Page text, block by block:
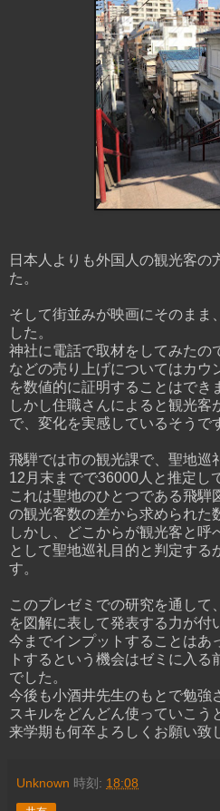
日本人よりも外国人の観光客の
た。
そして街並みが映画にそのまま
した。
神社に電話で取材をしてみたの
などの売り上げについてはカウ
を数値的に証明することはでき
しかし住職さんによると観光客
で、変化を実感しているそうで
飛騨では市の観光課で、聖地巡
12月末までで36000人と推定し
これは聖地のひとつである飛騨
の観光客数の差から求められた
しかし、どこからが観光客と呼
として聖地巡礼目的と判定する
す。
このプレゼミでの研究を通して
を図解に表して発表する力が付
今までインプットすることはあ
トするという機会はゼミに入
でした。
今後も小酒井先生のもとで勉強
スキルをどんどん使っていこう
来学期も何卒よろしくお願い致
Unknown 時刻: 18:08